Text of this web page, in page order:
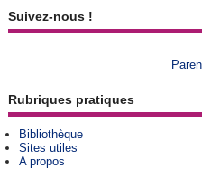
Suivez-nous !
Rubriques pratiques
Bibliothèque
Sites utiles
A propos